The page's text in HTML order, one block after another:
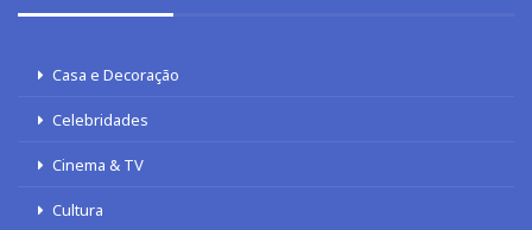
Casa e Decoração
Celebridades
Cinema & TV
Cultura